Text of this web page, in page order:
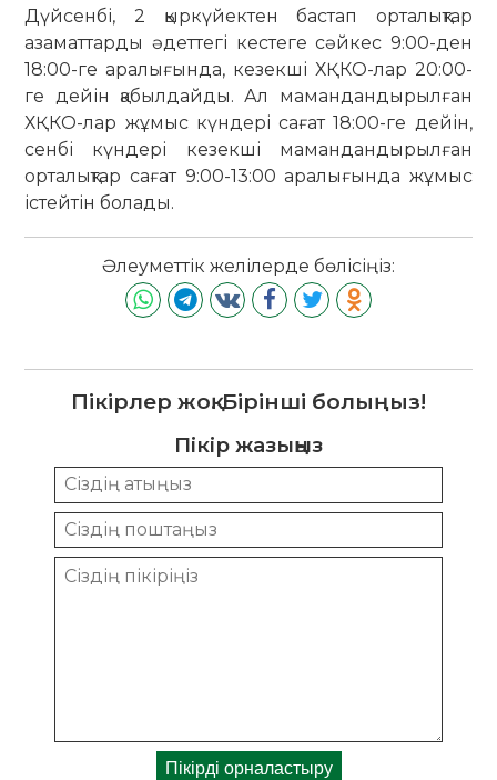
Дүйсенбі, 2 қыркүйектен бастап орталықтар
азаматтарды әдеттегі кестеге сәйкес 9:00-ден
18:00-ге аралығында, кезекші ХҚКО-лар 20:00-
ге дейін қабылдайды. Ал мамандандырылған
ХҚКО-лар жұмыс күндері сағат 18:00-ге дейін,
сенбі күндері кезекші мамандандырылған
орталықтар сағат 9:00-13:00 аралығында жұмыс
істейтін болады.
Әлеуметтік желілерде бөлісіңіз:
Пікірлер жоқ. Бірінші болыңыз!
Пікір жазыңыз